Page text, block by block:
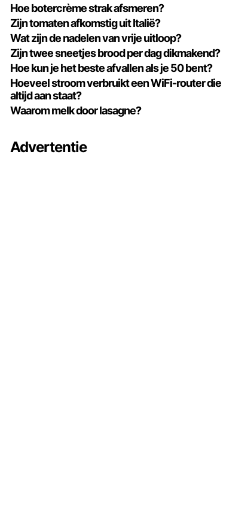
Hoe botercrème strak afsmeren?
Zijn tomaten afkomstig uit Italië?
Wat zijn de nadelen van vrije uitloop?
Zijn twee sneetjes brood per dag dikmakend?
Hoe kun je het beste afvallen als je 50 bent?
Hoeveel stroom verbruikt een WiFi-router die
altijd aan staat?
Waarom melk door lasagne?
Advertentie